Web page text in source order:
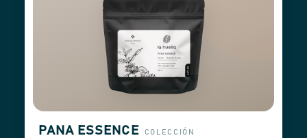
PANA ESSENCE COLECCIÓN